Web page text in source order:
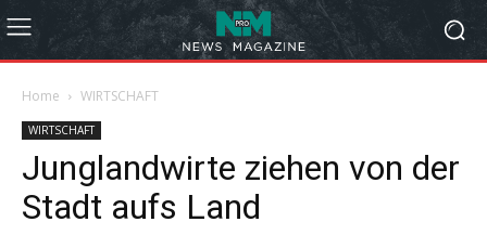
Home WIRTSCHAFT
WIRTSCHAFT
Junglandwirte ziehen von der
Stadt aufs Land